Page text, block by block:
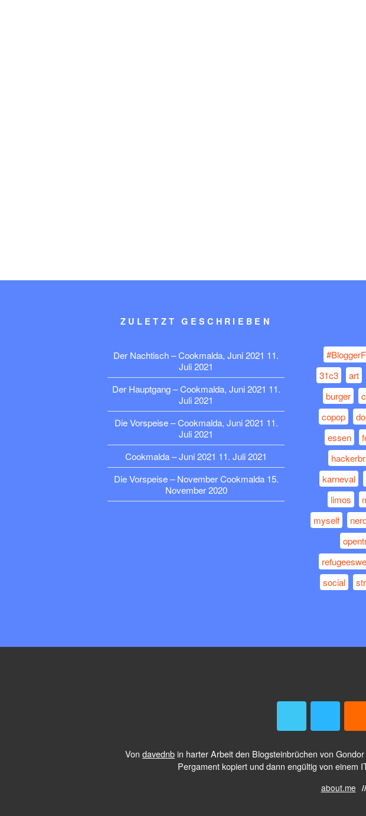
ZULETZT GESCHRIEBEN
Der Nachtisch – Cookmalda, Juni 2021 11.
Juli 2021
Der Hauptgang – Cookmalda, Juni 2021 11.
Juli 2021
Die Vorspeise – Cookmalda, Juni 2021 11.
Juli 2021
Cookmalda – Juni 2021 11. Juli 2021
Die Vorspeise – November Cookmalda 15.
November 2020
31c3
art
burger
copop
essen
karneval
limos
myself
social
Von davednbin harter Arbeit den Blogsteinbrüchen von
Pergament kopiert und dann engültig von einem
about.me